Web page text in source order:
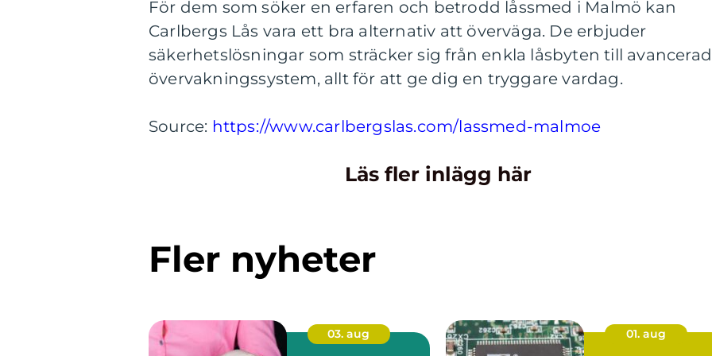
För dem som söker en erfaren och betrodd låssmed i Malmö kan
Carlbergs Lås vara ett bra alternativ att överväga. De erbjuder
säkerhetslösningar som sträcker sig från enkla låsbyten till
övervakningssystem, allt för att ge dig en tryggare vardag.
Source: https://www.carlbergslas.com/lassmed-malmoe
Läs fler inlägg här
Fler nyheter
03. aug
01. aug